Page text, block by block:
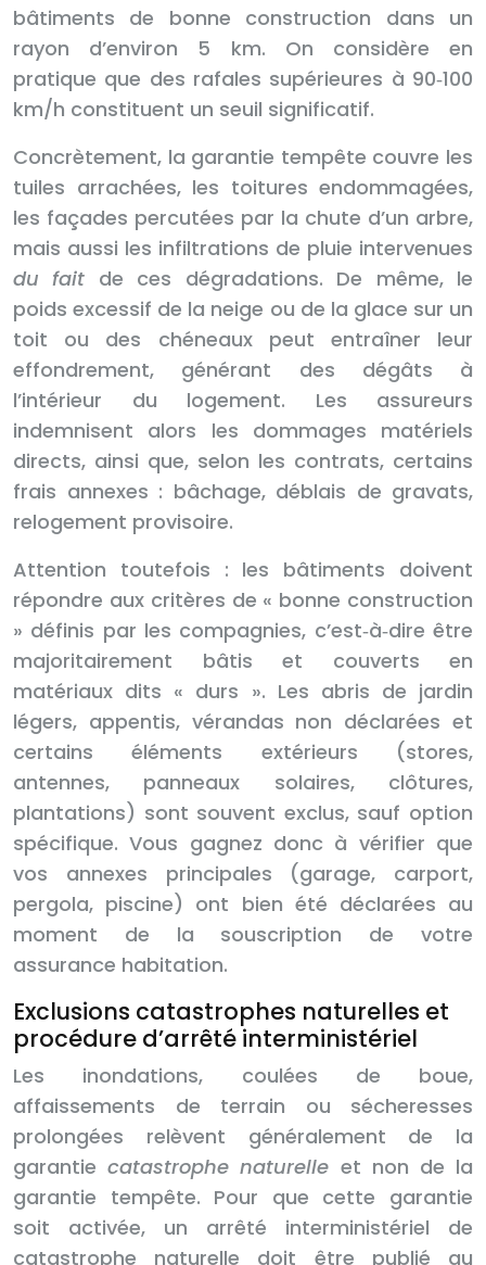
bâtiments de bonne construction dans un
rayon d’environ 5 km. On considère en
pratique que des rafales supérieures à 90‑100
km/h constituent un seuil significatif.
Concrètement, la garantie tempête couvre les
tuiles arrachées, les toitures endommagées,
les façades percutées par la chute d’un arbre,
mais aussi les infiltrations de pluie intervenues
du fait de ces dégradations. De même, le
poids excessif de la neige ou de la glace sur un
toit ou des chéneaux peut entraîner leur
effondrement, générant des dégâts à
l’intérieur du logement. Les assureurs
indemnisent alors les dommages matériels
directs, ainsi que, selon les contrats, certains
frais annexes : bâchage, déblais de gravats,
relogement provisoire.
Attention toutefois : les bâtiments doivent
répondre aux critères de « bonne construction
» définis par les compagnies, c’est‑à‑dire être
majoritairement bâtis et couverts en
matériaux dits « durs ». Les abris de jardin
légers, appentis, vérandas non déclarées et
certains éléments extérieurs (stores,
antennes, panneaux solaires, clôtures,
plantations) sont souvent exclus, sauf option
spécifique. Vous gagnez donc à vérifier que
vos annexes principales (garage, carport,
pergola, piscine) ont bien été déclarées au
moment de la souscription de votre
assurance habitation.
Exclusions catastrophes naturelles et
procédure d’arrêté interministériel
Les inondations, coulées de boue,
affaissements de terrain ou sécheresses
prolongées relèvent généralement de la
garantiecatastrophe naturelle et non de la
garantie tempête. Pour que cette garantie
soit activée, un arrêté interministériel de
catastrophe naturelle doit être publié au